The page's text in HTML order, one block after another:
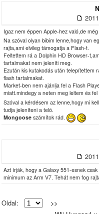
Igaz nem éppen Apple-hez való,de
Na szóval olyan bibim lenne,hogy van
rajta,ami elvileg támogatja a Flash-t.
Feltettem rá a Dolphin HD Browser-
tartalmakat nem jeleníti meg.
Ezután kis kutakodás után telepítettem
flash tartalmakat.
Market-ben nem ajánlja fel a Flash
miatt.mindegy a neten meg leltem és
Szóval a kérdésem az lenne,hogy mi
tudja jeleníteni a teló.
Mongoose számítok rád.
Azt írják, hogy a Galaxy 551-esnek
minimum az Arm V7. Tehát nem fog
Oldal:
>>